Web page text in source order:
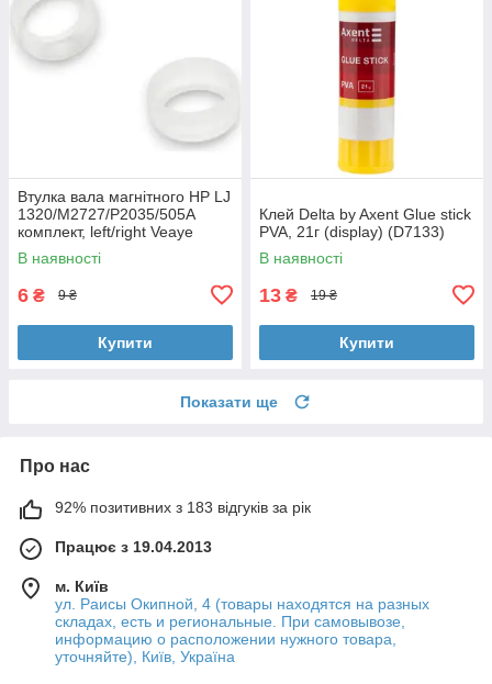
Втулка вала магнітного HP LJ
1320/M2727/P2035/505A
комплект, left/right Veaye
(BSHMR-505U-VE)
В наявності
6 ₴ 9 ₴
Купити
Клей Delta by Axent Glue stick
PVA, 21г (display) (D7133)
В наявності
13 ₴ 19 ₴
Купити
Показати ще
Про нас
92% позитивних з 183 відгуків за рік
Працює з 19.04.2013
м. Київ
ул. Раисы Окипной, 4 (товары находятся на разных
складах, есть и региональные. При самовывозе,
информацию о расположении нужного товара,
уточняйте), Київ, Україна